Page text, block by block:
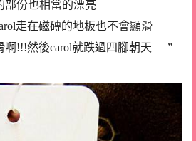
部份也相當的漂亮
走在磁磚的地板也不會顯滑
!!!然後carol就跌過四腳朝天= =”